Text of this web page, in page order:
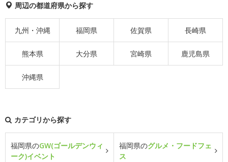
周辺の都道府県から探す
九州・沖縄 福岡県 佐賀県 長崎県
熊本県 大分県 宮崎県 鹿児島県
沖縄県
カテゴリから探す
福岡県のGW(ゴールデンウィ
ーク)イベント
福岡県のグルメ・フードフェ
ス